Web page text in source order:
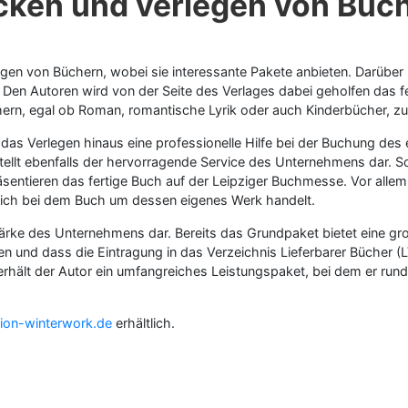
von Büchern, wobei sie interessante Pakete anbieten.
Autoren wird von der Seite des Verlages dabei geholfen das
egal ob Roman, romantische Lyrik oder auch Kinderbücher,
Verlegen hinaus eine professionelle Hilfe bei der Buchung
ebenfalls der hervorragende Service des Unternehmens dar.
das fertige Buch auf der Leipziger Buchmesse. Vor
bei dem Buch um dessen eigenes Werk handelt.
des Unternehmens dar. Bereits das Grundpaket bietet eine
und dass die Eintragung in das Verzeichnis Lieferbarer Bücher
der Autor ein umfangreiches Leistungspaket, bei dem er
winterwork.de erhältlich.